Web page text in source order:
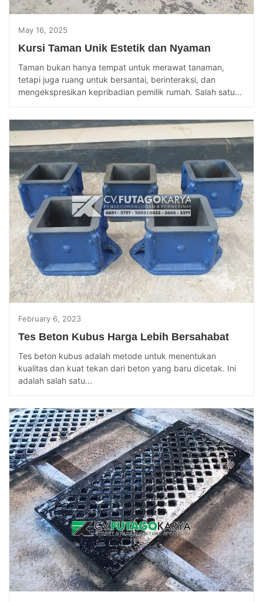
May 16, 2025
Kursi Taman Unik Estetik dan Nyaman
Taman bukan hanya tempat untuk merawat tanaman,
tetapi juga ruang untuk bersantai, berinteraksi, dan
mengekspresikan kepribadian pemilik rumah. Salah satu...
February 6, 2023
Tes Beton Kubus Harga Lebih Bersahabat
Tes beton kubus adalah metode untuk menentukan
kualitas dan kuat tekan dari beton yang baru dicetak. Ini
adalah salah satu...